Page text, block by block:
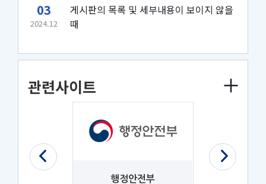
03
2024.12
게시판의 목록 및 세부내용이 보이지 않을
때
관련사이트
행정안전부